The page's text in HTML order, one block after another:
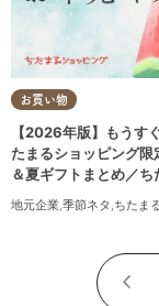
お買い物
【2026年版】もうす
たまるショッピング限
＆夏ギフトまとめ／ち
地元企業 季節ネタ ちたまるショッピン